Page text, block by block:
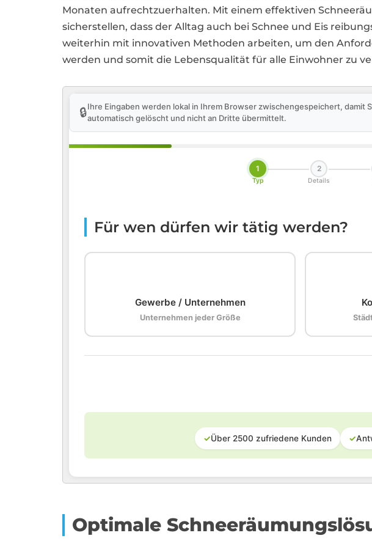
Monaten aufrechtzuerhalten. Mit einem effektiven
sicherstellen, dass der Alltag auch bei Schnee und Eis
weiterhin mit innovativen Methoden arbeiten, um den
werden und somit die Lebensqualität für alle Einwohner zu
🔒Ihre Eingaben werden lokal in Ihrem Browser zwischengespeichert, damit
automatisch gelöscht und nicht an Dritte übermittelt.
1
Typ
2
Details
Für wen dürfen wir tätig werden?
Gewerbe / Unternehmen
Unternehmen jeder Größe
✓Über 2500 zufriedene Kunden ✓
Optimale